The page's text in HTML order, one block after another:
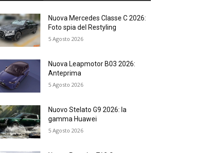
Nuova Mercedes Classe C 2026:
Foto spia del Restyling
5 Agosto 2026
Nuova Leapmotor B03 2026:
Anteprima
5 Agosto 2026
Nuovo Stelato G9 2026: la
gamma Huawei
5 Agosto 2026